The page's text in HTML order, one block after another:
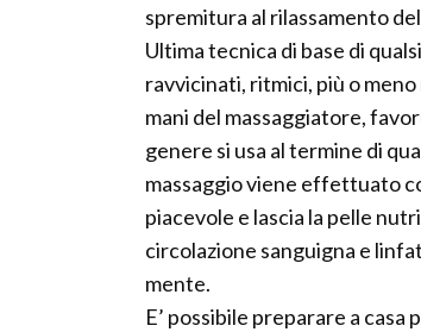
spremitura al rilassamento
Ultima tecnica di base di
ravvicinati, ritmici, più o
mani del massaggiatore,
genere si usa al termine di
massaggio viene effettuato
piacevole e lascia la pelle
circolazione sanguigna e
mente.
E’ possibile preparare a